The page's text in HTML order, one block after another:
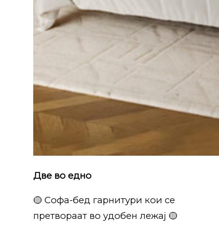
Две во едно
🟡 Софа-бед гарнитури кои се
претвораат во удобен лежај 🟡